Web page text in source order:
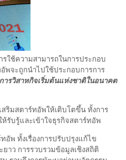
ใช้ความสามารถในการประกอบ
พจะถูกนำไปใช้ประกอบการการ
ารวิสาหกิจเริ่มต้นแห่งชาติในอนาคต
สริมสตาร์ทอัพให้เติบโตขึ้น ทั้งการ
รับรู้และเข้าใจธุรกิจสตาร์ทอัพ
พ ทั้งเรื่องการปรับปรุงแก้ไข
าว การรวบรวมข้อมูลเชิงสถิติ